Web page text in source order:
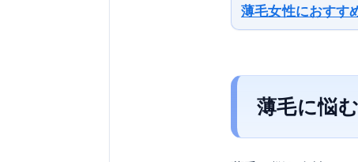
薄毛女性におすす
薄毛に悩